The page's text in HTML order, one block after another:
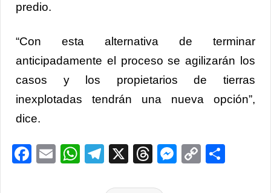
predio.
“Con esta alternativa de terminar
anticipadamente el proceso se agilizarán los
casos y los propietarios de tierras
inexplotadas tendrán una nueva opción”,
dice.
Facebook
EmailWhatsApp
Telegram
X ThreadsCopy